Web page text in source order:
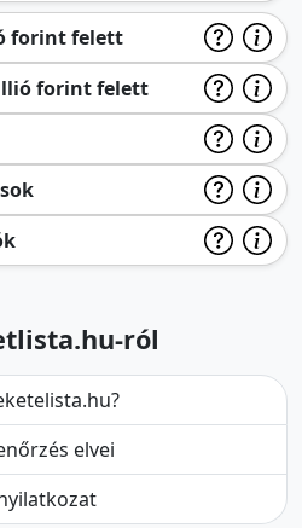
forint felett
forint felett
ról
elvei